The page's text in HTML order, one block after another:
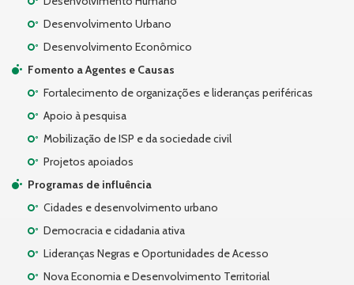
Desenvolvimento Urbano
Desenvolvimento Econômico
Fomento a Agentes e Causas
Fortalecimento de organizações e lideranças periféricas
Apoio à pesquisa
Mobilização de ISP e da sociedade civil
Projetos apoiados
Programas de influência
Cidades e desenvolvimento urbano
Democracia e cidadania ativa
Lideranças Negras e Oportunidades de Acesso
Nova Economia e Desenvolvimento Territorial